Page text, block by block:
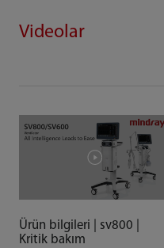
Videolar
Ürün bilgileri | sv800 |
Kritik bakım